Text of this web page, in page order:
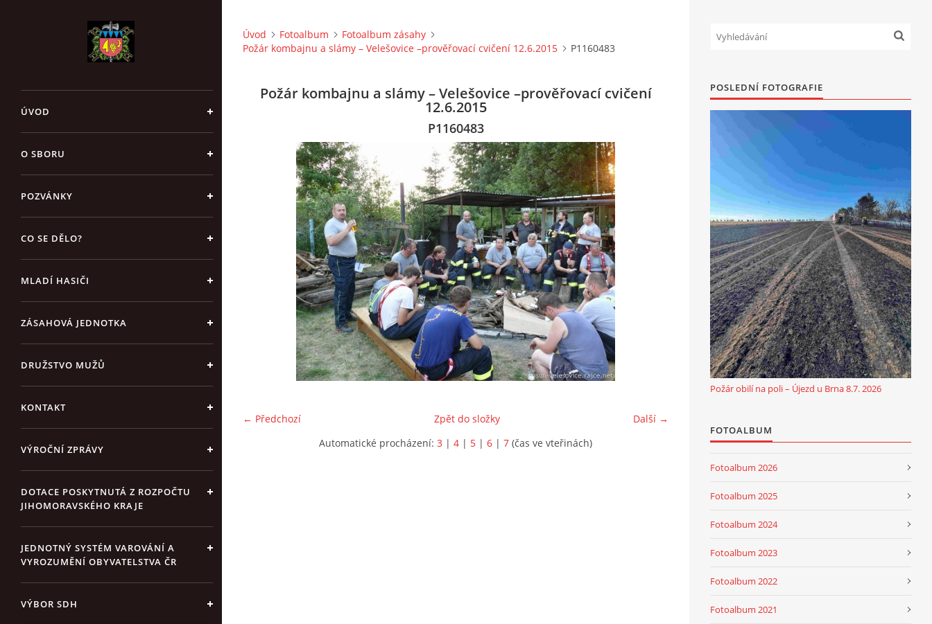
ÚVOD
O SBORU
POZVÁNKY
CO SE DĚLO?
MLADÍ HASIČI
ZÁSAHOVÁ JEDNOTKA
DRUŽSTVO MUŽŮ
KONTAKT
VÝROČNÍ ZPRÁVY
DOTACE POSKYTNUTÁ Z ROZPOČTU
JIHOMORAVSKÉHO KRAJE
JEDNOTNÝ SYSTÉM VAROVÁNÍ A
VYROZUMĚNÍ OBYVATELSTVA ČR
VÝBOR SDH
Úvod Fotoalbum
Fotoalbum zásahy
Požár kombajnu a slámy – Velešovice –prověřovací cvičení 12.6.2015
P1160483
Požár kombajnu a slámy – Velešovice –prověřovací cvičení
12.6.2015
P1160483
← Předchozí Další →
Zpět do složky
Automatické procházení: 3 | 4 | 5 | 6 | 7 (čas ve vteřinách)
POSLEDNÍ FOTOGRAFIE
Požár obilí na poli – Újezd u Brna 8.7. 2026
FOTOALBUM
Fotoalbum 2026
Fotoalbum 2025
Fotoalbum 2024
Fotoalbum 2023
Fotoalbum 2022
Fotoalbum 2021